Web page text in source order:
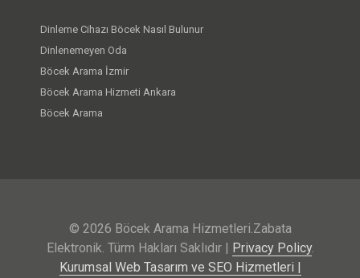
Dinleme Cihazı Böcek Nasıl Bulunur
Dinlenemeyen Oda
Böcek Arama İzmir
Böcek Arama Hizmeti Ankara
Böcek Arama
© 2026 Böcek Arama Hizmetleri.Zabata
Elektronik. Türm Hakları Saklıdır |
Privacy Policy.
Kurumsal Web Tasarım ve SEO Hizmetleri |